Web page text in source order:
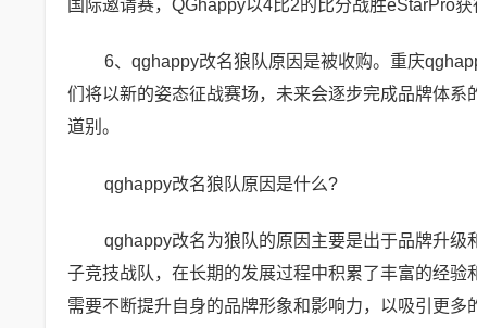
国际邀请赛，QGhappy以4比2的比分战胜eStarPro获
6、qghappy改名狼队原因是被收购。重庆
们将以新的姿态征战赛场，未来会逐步完成品牌体
道别。
qghappy改名狼队原因是什么?
qghappy改名为狼队的原因主要是出于品牌升
子竞技战队，在长期的发展过程中积累了丰富的经
需要不断提升自身的品牌形象和影响力，以吸引更多